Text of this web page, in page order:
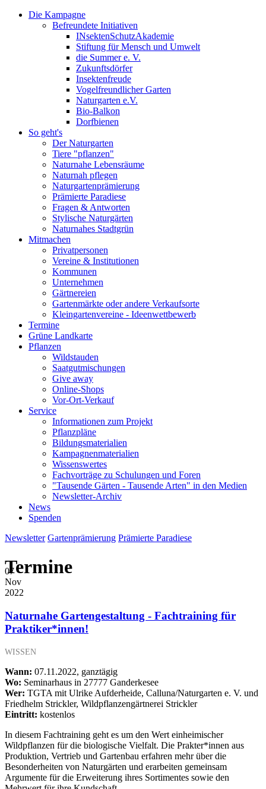
Die Kampagne
Befreundete Initiativen
INsektenSchutzAkademie
Stiftung für Mensch und Umwelt
die Summer e. V.
Zukunftsdörfer
Insektenfreude
Vogelfreundlicher Garten
Naturgarten e.V.
Bio-Balkon
Dorfbienen
So geht's
Der Naturgarten
Tiere "pflanzen"
Naturnahe Lebensräume
Naturnah pflegen
Naturgartenprämierung
Prämierte Paradiese
Fragen & Antworten
Stylische Naturgärten
Naturnahes Stadtgrün
Mitmachen
Privatpersonen
Vereine & Institutionen
Kommunen
Unternehmen
Gärtnereien
Gartenmärkte oder andere Verkaufsorte
Kleingartenvereine - Ideenwettbewerb
Termine
Grüne Landkarte
Pflanzen
Wildstauden
Saatgutmischungen
Give away
Online-Shops
Vor-Ort-Verkauf
Service
Informationen zum Projekt
Pflanzpläne
Bildungsmaterialien
Kampagnenmaterialien
Wissenswertes
Fachvorträge zu Schulungen und Foren
"Tausende Gärten - Tausende Arten" in den Medien
Newsletter-Archiv
News
Spenden
Newsletter Gartenprämierung Prämierte Paradiese
Termine
07
Nov
2022
Naturnahe Gartengestaltung - Fachtraining für
Praktiker*innen!
WISSEN
Wann: 07.11.2022, ganztägig
Wo: Seminarhaus in 27777 Ganderkesee
Wer: TGTA mit Ulrike Aufderheide, Calluna/Naturgarten e. V. und
Friedhelm Strickler, Wildpflanzengärtnerei Strickler
Eintritt: kostenlos
In diesem Fachtraining geht es um den Wert einheimischer
Wildpflanzen für die biologische Vielfalt. Die Prakter*innen aus
Produktion, Vertrieb und Gartenbau erfahren mehr über die
Besonderheiten von Naturgärten und erarbeiten gemeinsam
Argumente für die Erweiterung ihres Sortimentes sowie den